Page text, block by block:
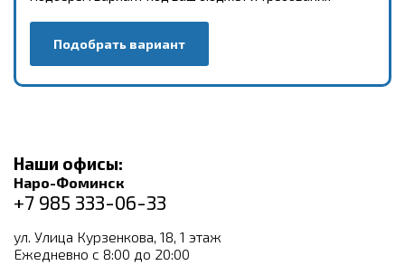
Подобрать вариант
Наши офисы:
Наро-Фоминск
+7 985 333-06-33
ул. Улица Курзенкова, 18, 1 этаж
Ежедневно с 8:00 до 20:00